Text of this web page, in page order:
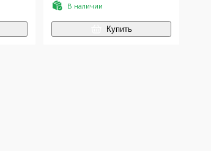
В наличии
Купить